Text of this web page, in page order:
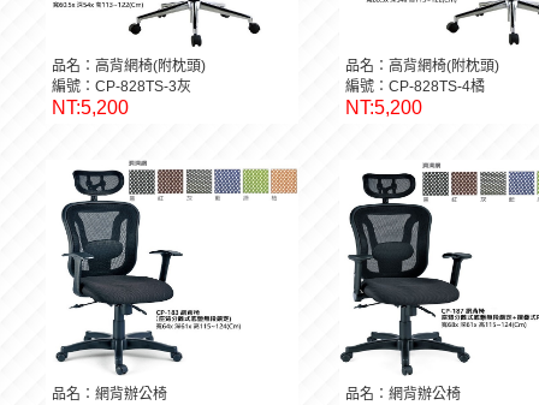
品名：高背網椅(附枕頭)
編號：CP-828TS-3灰
NT:5,200
品名：高背網椅(附枕頭)
編號：CP-828TS-4橘
NT:5,200
品名：網背辦公椅
品名：網背辦公椅